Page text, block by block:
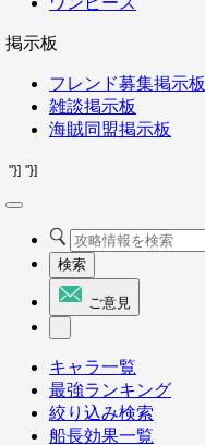
掲示板
フレンド募集掲示板
雑談掲示板
海賊同盟掲示板
"}] "}]
検索
ご意見
キャラ一覧
最強ランキング
絞り込み検索
船長効果一覧